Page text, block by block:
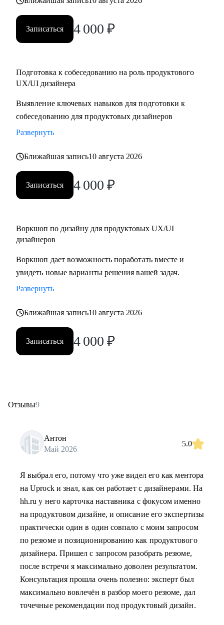
Записаться 4 000 ₽
Подготовка к собеседованию на роль продуктового
UX/UI дизайнера
Выявление ключевых навыков для подготовки к
собеседованию для продуктовых дизайнеров
Развернуть
Ближайшая запись10 августа 2026
Записаться 4 000 ₽
Воркшоп по дизайну для продуктовых UX/UI
дизайнеров
Воркшоп дает возможность поработать вместе и
увидеть новые варианты решения вашей задач.
Развернуть
Ближайшая запись10 августа 2026
Записаться 4 000 ₽
Отзывы9
Антон
Май 2026
5.0
Я выбрал его, потому что уже видел его как ментора
на Uprock и знал, как он работает с дизайнерами. На
hh.ru у него карточка наставника с фокусом именно
на продуктовом дизайне, и описание его экспертизы
практически один в один совпало с моим запросом
по резюме и позиционированию как продуктового
дизайнера. Пришел с запросом разобрать резюме,
после встречи я максимально доволен результатом.
Консультация прошла очень полезно: эксперт был
максимально вовлечён в разбор моего резюме, дал
точечные рекомендации под продуктовый дизайн.